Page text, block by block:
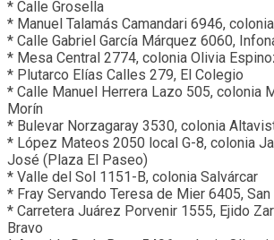
* Calle Grosella
* Manuel Talamás Camandari 6946,
* Calle Gabriel García Márquez 6060,
* Mesa Central 2774, colonia Olivia
* Plutarco Elías Calles 279, El Colegio
* Calle Manuel Herrera Lazo 505, colonia
Morín
* Bulevar Norzagaray 3530, colonia
* López Mateos 2050 local G-8, colonia
José (Plaza El Paseo)
* Valle del Sol 1151-B, colonia Salvárcar
* Fray Servando Teresa de Mier 6405,
* Carretera Juárez Porvenir 1555, Ejido
Bravo